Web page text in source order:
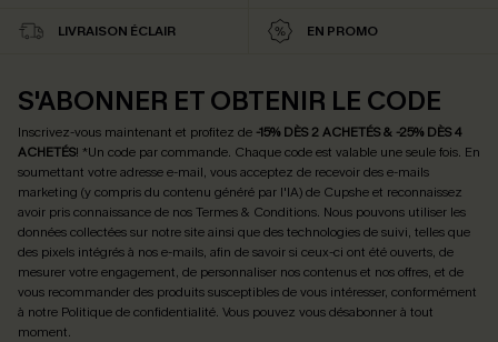
LIVRAISON ÉCLAIR EN PROMO
S'ABONNER ET OBTENIR LE CODE
Inscrivez-vous maintenant et profitez de -15% DÈS 2 ACHETÉS & -25% DÈS 4
ACHETÉS! *Un code par commande. Chaque code est valable une seule fois. En
soumettant votre adresse e-mail, vous acceptez de recevoir des e-mails
marketing (y compris du contenu généré par l'IA) de Cupshe et reconnaissez
avoir pris connaissance de nosTermes & Conditions. Nous pouvons utiliser les
données collectées sur notre site ainsi que des technologies de suivi, telles que
des pixels intégrés à nos e-mails, afin de savoir si ceux-ci ont été ouverts, de
mesurer votre engagement, de personnaliser nos contenus et nos offres, et de
vous recommander des produits susceptibles de vous intéresser, conformément
à notre Politique de confidentialité. Vous pouvez vous désabonner à tout
moment.